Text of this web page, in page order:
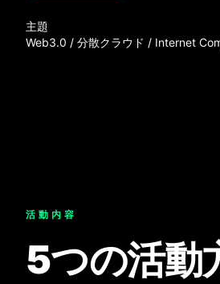
主題
Web3.0 / 分散クラウド / Internet
活動内容
5つの活動